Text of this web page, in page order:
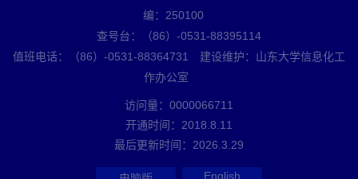
编：250100
查号台：（86）-0531-88395114
值班电话：（86）-0531-88364731 建设维护：山东大学信息化工
作办公室
访问量： 0000066711
开通时间： 2018 8 11
最后更新时间： 2026 3 29
English